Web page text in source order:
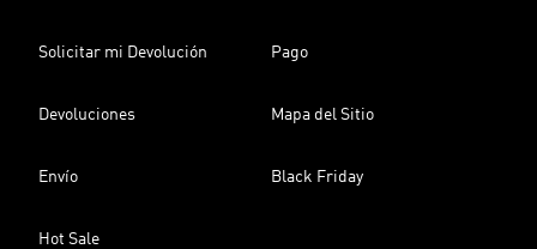
Solicitar mi Devolución Pago
Devoluciones Mapa del Sitio
Envío Black Friday
Hot Sale